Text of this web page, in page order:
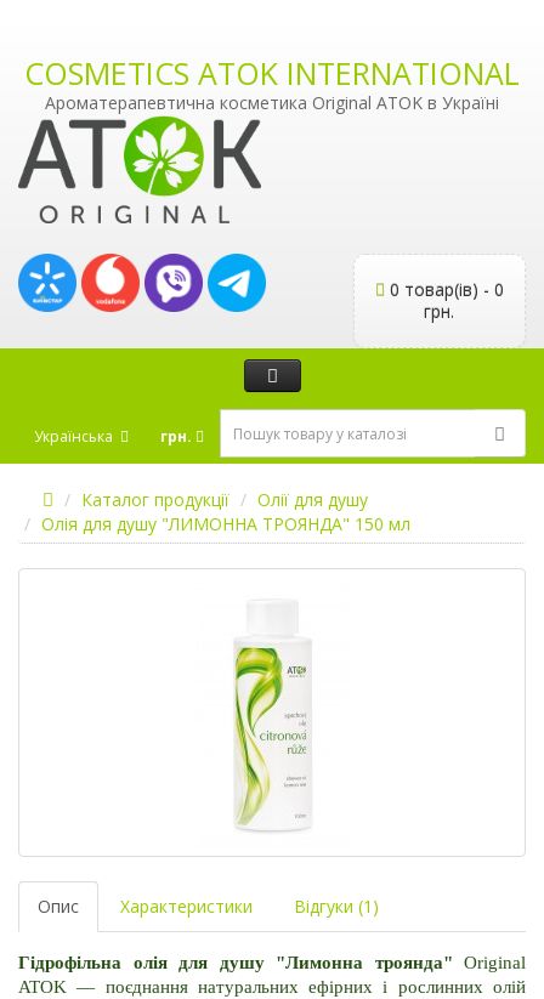
COSMETICS ATOK INTERNATIONAL
Ароматерапевтична косметика Original ATOK в Україні
0 товар(ів) - 0
грн.
Українська грн.
Каталог продукції
Олії для душу
Олія для душу "ЛИМОННА ТРОЯНДА" 150 мл
Опис Характеристики Відгуки (1)
Гідрофільна олія для душу "Лимонна троянда" Original
ATOK — поєднання натуральних ефірних і рослинних олій